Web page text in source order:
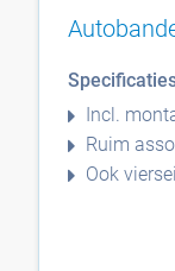
Incl.
Ruim
Ook